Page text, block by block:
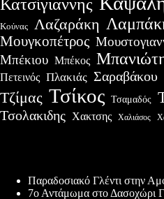
Κατσίγιαννης
Κούνας Λαζαράκη
Μουγκοπέτρος
Μπέκιου Μπέκος
Πετεινός Πλακιάς Σαραβάκου
Τζίμας Τσίκος Τσαμαδός
Τσολακιδης Χακτσης Χαλιάσος
Παραδοσιακό Γλέντι στην
7ο Αντάμωμα στο Δασοχώρι